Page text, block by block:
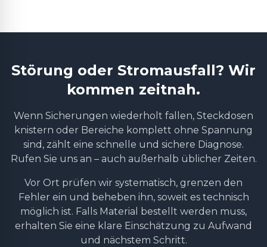
Störung oder Stromausfall? Wir
kommen zeitnah.
Wenn Sicherungen wiederholt fallen, Steckdosen
knistern oder Bereiche komplett ohne Spannung
sind, zählt eine schnelle und sichere Diagnose.
Rufen Sie uns an – auch außerhalb üblicher Zeiten.
Vor Ort prüfen wir systematisch, grenzen den
Fehler ein und beheben ihn, soweit es technisch
möglich ist. Falls Material bestellt werden muss,
erhalten Sie eine klare Einschätzung zu Aufwand
und nächstem Schritt.